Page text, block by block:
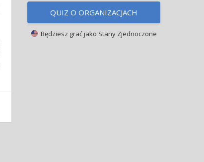
QUIZ O ORGANIZACJACH
Będziesz grać jako Stany Zjednoczone